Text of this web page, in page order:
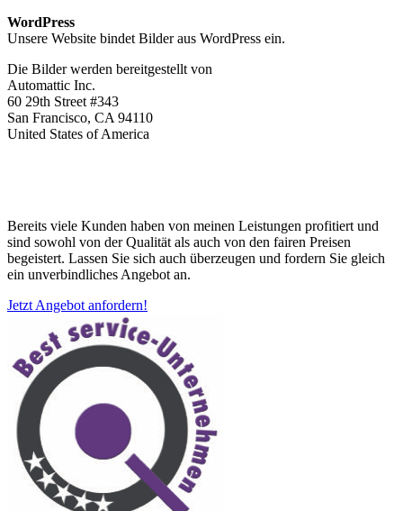
WordPress
Unsere Website bindet Bilder aus WordPress ein.
Die Bilder werden bereitgestellt von
Automattic Inc.
60 29th Street #343
San Francisco, CA 94110
United States of America
Bereits viele Kunden haben von meinen Leistungen profitiert und
sind sowohl von der Qualität als auch von den fairen Preisen
begeistert. Lassen Sie sich auch überzeugen und fordern Sie gleich
ein unverbindliches Angebot an.
Jetzt Angebot anfordern!